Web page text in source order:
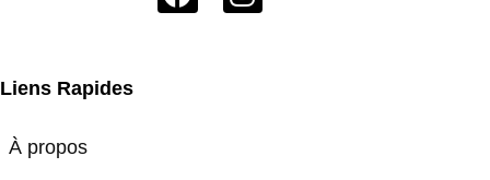
Liens Rapides
À propos